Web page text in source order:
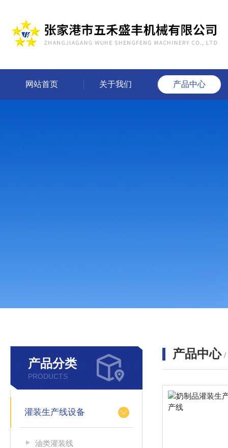
网站首页 关于我们 产品中心
产品分类
PRODUCTS
灌装生产线设备
油类灌装线
产品中心 /